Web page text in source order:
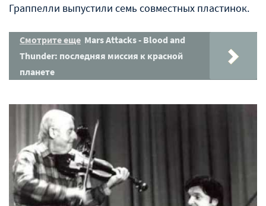
Граппелли выпустили семь совместных пластинок.
Смотрите еще Mars Attacks - Blood and
Thunder: последняя миссия к красной
планете